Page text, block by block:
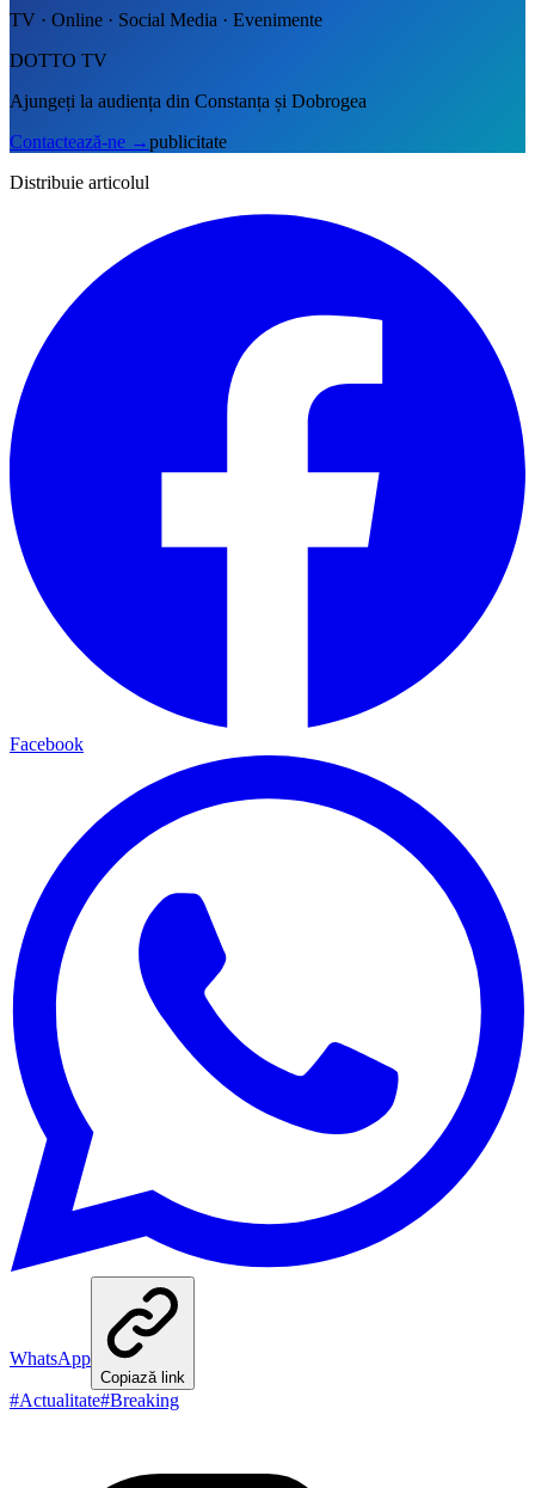
TV · Online · Social Media · Evenimente
DOTTO TV
Ajungeți la audiența din Constanța și Dobrogea
Contactează-ne →publicitate
Distribuie articolul
Facebook
WhatsApp
Copiază link
#Actualitate#Breaking